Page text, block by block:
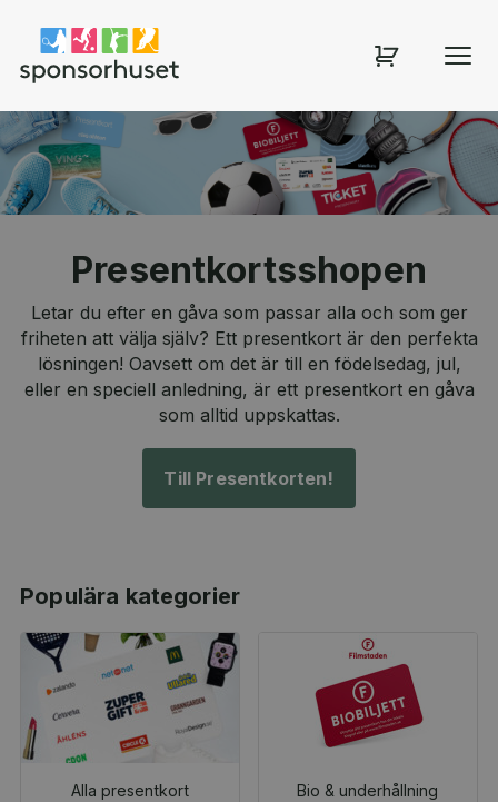
Sponsorhuset shop
Presentkortsshopen
Letar du efter en gåva som passar alla och som ger
friheten att välja själv? Ett presentkort är den perfekta
lösningen! Oavsett om det är till en födelsedag, jul,
eller en speciell anledning, är ett presentkort en gåva
som alltid uppskattas.
Till Presentkorten!
Populära kategorier
Alla presentkort Bio & underhållning